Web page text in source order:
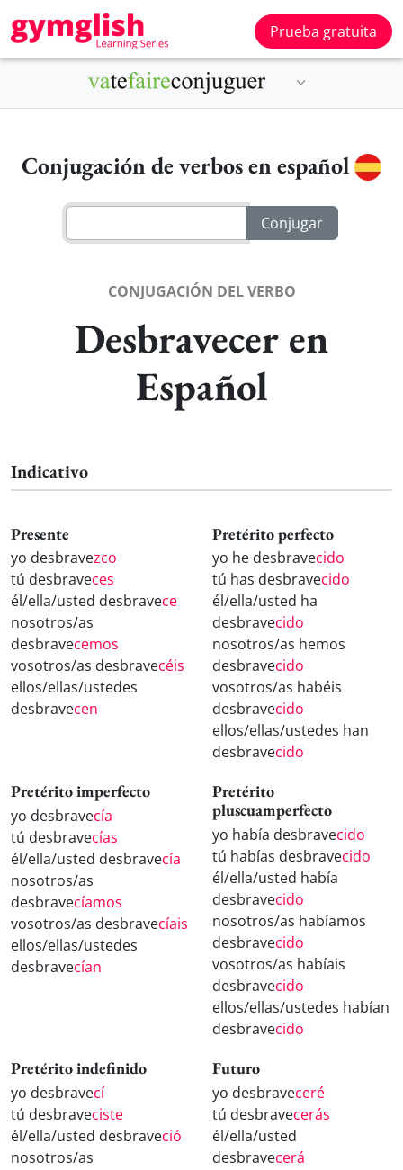
Prueba gratuita
Conjugación de verbos en español
CONJUGACIÓN DEL VERBO
Desbravecer en
Español
Indicativo
Presente
yo desbravezco
tú desbraveces
él/ella/usted desbravece
nosotros/as
desbravecemos
vosotros/as desbravecéis
ellos/ellas/ustedes
desbravecen
Pretérito perfecto
yo he desbravecido
tú has desbravecido
él/ella/usted ha
desbravecido
nosotros/as hemos
desbravecido
vosotros/as habéis
desbravecido
ellos/ellas/ustedes han
desbravecido
Pretérito imperfecto
yo desbravecía
tú desbravecías
él/ella/usted desbravecía
nosotros/as
desbravecíamos
vosotros/as desbravecíais
ellos/ellas/ustedes
desbravecían
Pretérito
pluscuamperfecto
yo había desbravecido
tú habías desbravecido
él/ella/usted había
desbravecido
nosotros/as habíamos
desbravecido
vosotros/as habíais
desbravecido
ellos/ellas/ustedes habían
desbravecido
Pretérito indefinido
yo desbravecí
tú desbraveciste
él/ella/usted desbraveció
nosotros/as
Futuro
yo desbraveceré
tú desbravecerás
él/ella/usted
desbravecerá